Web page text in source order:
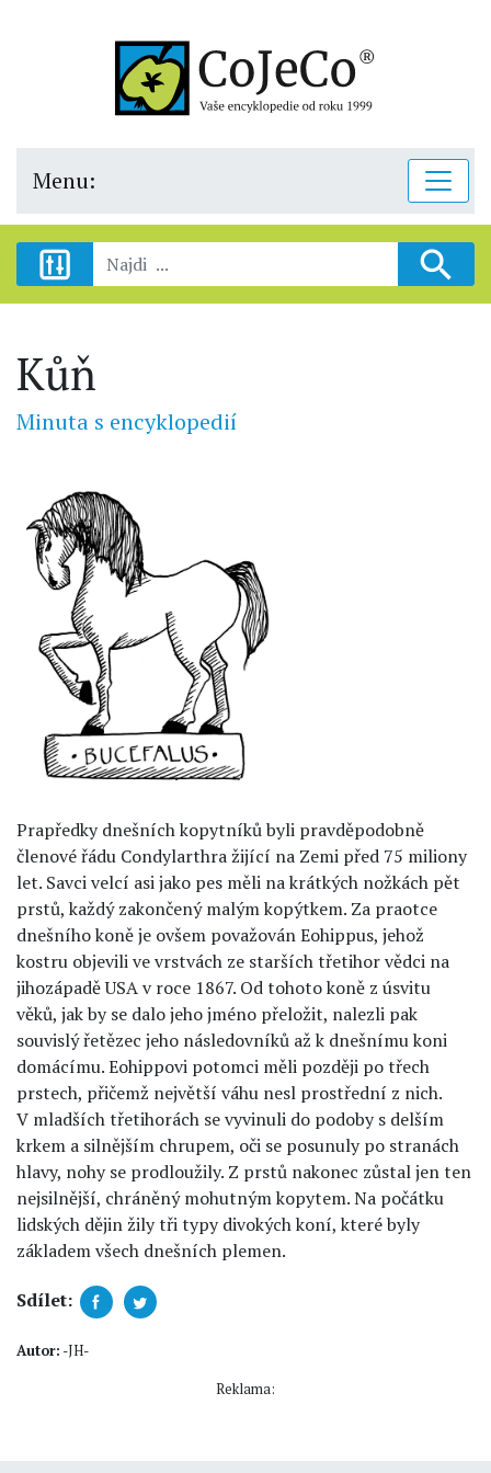
Menu:
Kůň
Minuta s encyklopedií
Prapředky dnešních kopytníků byli pravděpodobně
členové řádu Condylarthra žijící na Zemi před 75 miliony
let. Savci velcí asi jako pes měli na krátkých nožkách pět
prstů, každý zakončený malým kopýtkem. Za praotce
dnešního koně je ovšem považován Eohippus, jehož
kostru objevili ve vrstvách ze starších třetihor vědci na
jihozápadě USA v roce 1867. Od tohoto koně z úsvitu
věků, jak by se dalo jeho jméno přeložit, nalezli pak
souvislý řetězec jeho následovníků až k dnešnímu koni
domácímu. Eohippovi potomci měli později po třech
prstech, přičemž největší váhu nesl prostřední z nich.
V mladších třetihorách se vyvinuli do podoby s delším
krkem a silnějším chrupem, oči se posunuly po stranách
hlavy, nohy se prodloužily. Z prstů nakonec zůstal jen ten
nejsilnější, chráněný mohutným kopytem. Na počátku
lidských dějin žily tři typy divokých koní, které byly
základem všech dnešních plemen.
Sdílet:
Autor: -JH-
Reklama: